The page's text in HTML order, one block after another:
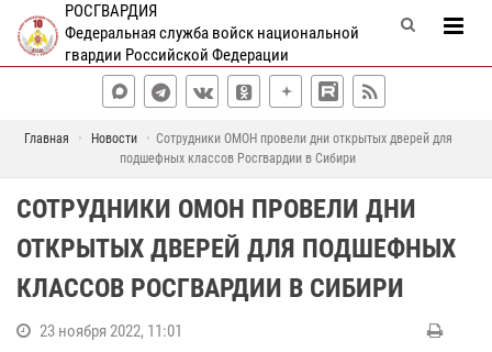
РОСГВАРДИЯ
Федеральная служба войск национальной
гвардии Российской Федерации
Главная Новости
Сотрудники ОМОН провели дни открытых дверей для
подшефных классов Росгвардии в Сибири
СОТРУДНИКИ ОМОН ПРОВЕЛИ ДНИ
ОТКРЫТЫХ ДВЕРЕЙ ДЛЯ ПОДШЕФНЫХ
КЛАССОВ РОСГВАРДИИ В СИБИРИ
23 ноября 2022, 11:01